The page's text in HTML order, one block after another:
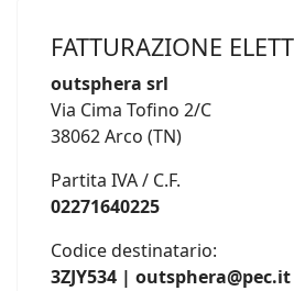
FATTURAZIONE
outsphera srl
Via Cima Tofino 2/C
38062 Arco (TN)
Partita IVA / C.F.
02271640225
Codice destinatario:
3ZJY534 | outsphera@pec.it